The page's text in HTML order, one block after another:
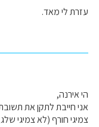
עזרת לי מאד.
הי אירנה,
אני חייבת לתקן את
צמיגי חורף (לא צמיגי